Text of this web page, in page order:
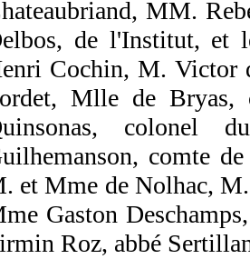
MM.
de l'Institut, et
Cochin, M. Victor
Mlle de Bryas,
colonel
comte
et Mme de Nolhac,
Gaston
Roz, abbé